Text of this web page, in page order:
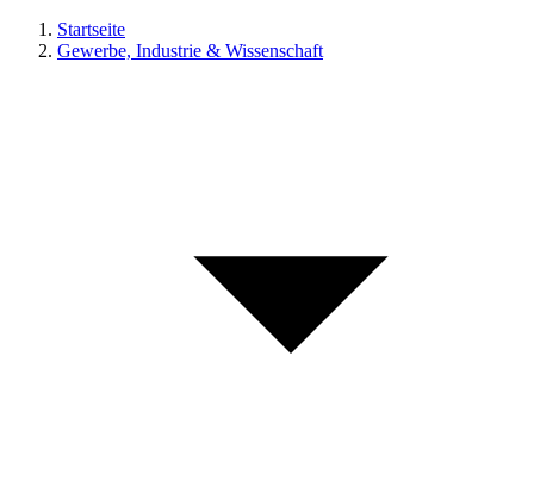
Startseite
Gewerbe, Industrie & Wissenschaft